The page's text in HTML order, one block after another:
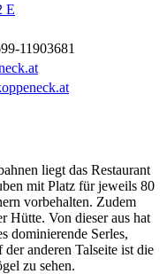
E
11903681
liegt das Restaurant
mit Platz für jeweils 80
vorbehalten. Zudem
Hütte. Von dieser aus hat
dominierende Serles,
anderen Talseite ist die
zu sehen.